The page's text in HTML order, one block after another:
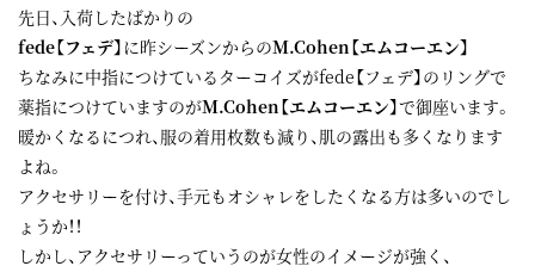
先日、入荷したばかりの
fede【フェデ】 に昨シーズンからのM.Cohen【エムコーエン】
ちなみに中指につけているターコイズがfede【フェデ】のリングで
薬指につけていますのがM.Cohen【エムコーエン】で御座います。
暖かくなるにつれ、服の着用枚数も減り、肌の露出も多くなります
よね。
アクセサリーを付け、手元もオシャレをしたくなる方は多いのでし
ょうか！！
しかし、アクセサリーっていうのが女性のイメージが強く、